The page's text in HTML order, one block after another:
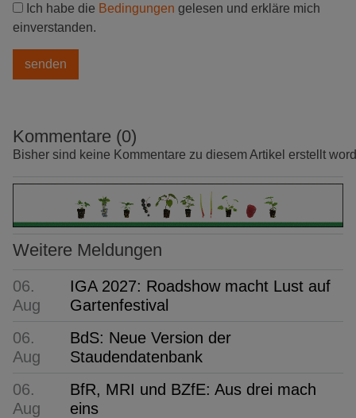
Ich habe die Bedingungen gelesen und erkläre mich
einverstanden.
Kommentare (0)
Bisher sind keine Kommentare zu diesem Artikel erstellt
Weitere Meldungen
06.
Aug
IGA 2027: Roadshow macht Lust auf
Gartenfestival
06.
Aug
BdS: Neue Version der
Staudendatenbank
06.
Aug
BfR, MRI und BZfE: Aus drei mach
eins